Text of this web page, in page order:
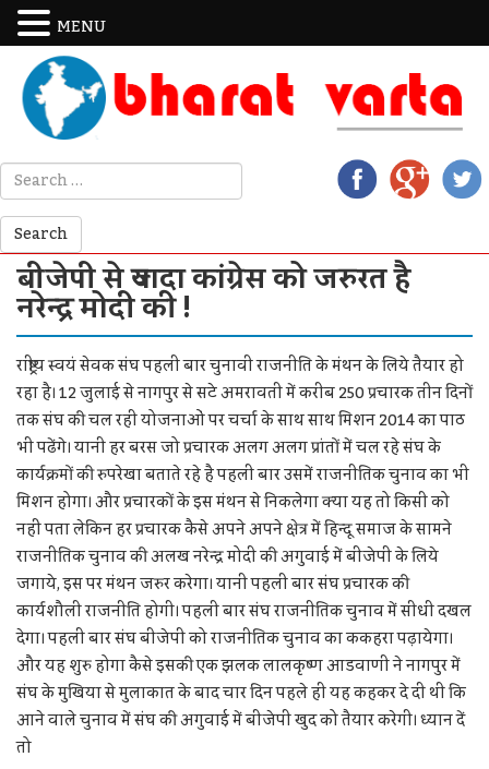
बीजेपी से ज्यादा कांग्रेस को जरुरत है
नरेन्द्र मोदी की !
राष्ट्रीय स्वयं सेवक संघ पहली बार चुनावी राजनीति के मंथन के लिये तैयार हो
रहा है। 12 जुलाई से नागपुर से सटे अमरावती में करीब 250 प्रचारक तीन दिनों
तक संघ की चल रही योजनाओं पर चर्चा के साथ साथ मिशन 2014 का पाठ
भी पढेंगे। यानी हर बरस जो प्रचारक अलग अलग प्रांतों में चल रहे संघ के
कार्यक्रमों की रुपरेखा बताते रहे है पहली बार उसमें राजनीतिक चुनाव का भी
मिशन होगा। और प्रचारकों के इस मंथन से निकलेगा क्या यह तो किसी को
नहीं पता लेकिन हर प्रचारक कैसे अपने अपने क्षेत्र में हिन्दू समाज के सामने
राजनीतिक चुनाव की अलख नरेन्द्र मोदी की अगुवाई में बीजेपी के लिये
जगाये, इस पर मंथन जरुर करेगा। यानी पहली बार संघ प्रचारक की
कार्यशौली राजनीति होगी। पहली बार संघ राजनीतिक चुनाव में सीधी दखल
देगा। पहली बार संघ बीजेपी को राजनीतिक चुनाव का ककहरा पढ़ायेगा।
और यह शुरु होगा कैसे इसकी एक झलक लालकृष्ण आडवाणी ने नागपुर में
संघ के मुखिया से मुलाकात के बाद चार दिन पहले ही यह कहकर दे दी थी कि
आने वाले चुनाव में संघ की अगुवाई में बीजेपी खुद को तैयार करेगी। ध्यान दें
तो
MENU